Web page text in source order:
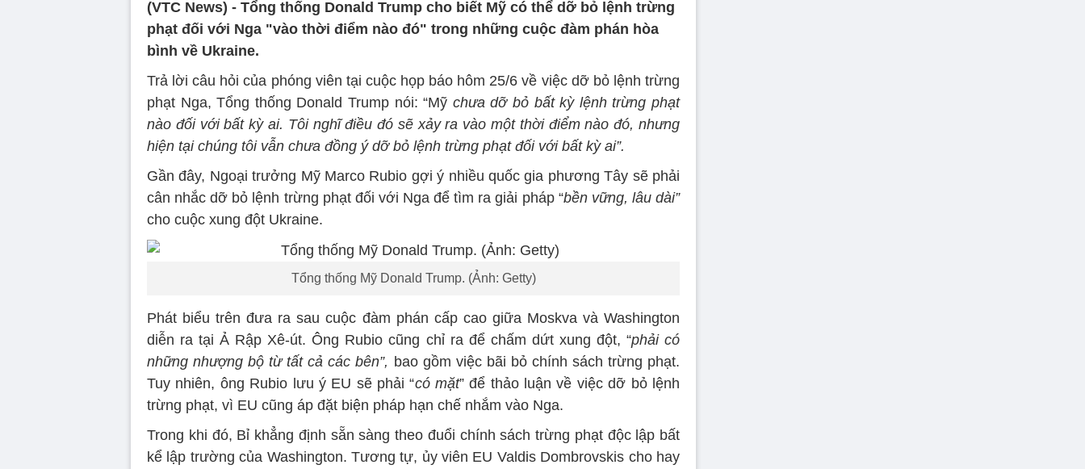
(VTC News) - Tổng thống Donald Trump cho biết Mỹ có thể dỡ bỏ lệnh trừng
phạt đối với Nga "vào thời điểm nào đó" trong những cuộc đàm phán hòa
bình về Ukraine.
Trả lời câu hỏi của phóng viên tại cuộc họp báo hôm 25/6 về việc dỡ bỏ lệnh trừng
phạt Nga, Tổng thống Donald Trump nói: “Mỹ chưa dỡ bỏ bất kỳ lệnh trừng phạt
nào đối với bất kỳ ai. Tôi nghĩ điều đó sẽ xảy ra vào một thời điểm nào đó, nhưng
hiện tại chúng tôi vẫn chưa đồng ý dỡ bỏ lệnh trừng phạt đối với bất kỳ ai”.
Gần đây, Ngoại trưởng Mỹ Marco Rubio gợi ý nhiều quốc gia phương Tây sẽ phải
cân nhắc dỡ bỏ lệnh trừng phạt đối với Nga để tìm ra giải pháp “bền vững, lâu dài”
cho cuộc xung đột Ukraine.
Tổng thống Mỹ Donald Trump. (Ảnh: Getty)
Phát biểu trên đưa ra sau cuộc đàm phán cấp cao giữa Moskva và Washington
diễn ra tại Ả Rập Xê-út. Ông Rubio cũng chỉ ra để chấm dứt xung đột, “phải có
những nhượng bộ từ tất cả các bên”, bao gồm việc bãi bỏ chính sách trừng phạt.
Tuy nhiên, ông Rubio lưu ý EU sẽ phải “có mặt” để thảo luận về việc dỡ bỏ lệnh
trừng phạt, vì EU cũng áp đặt biện pháp hạn chế nhắm vào Nga.
Trong khi đó, Bỉ khẳng định sẵn sàng theo đuổi chính sách trừng phạt độc lập bất
kể lập trường của Washington. Tương tự, ủy viên EU Valdis Dombrovskis cho hay